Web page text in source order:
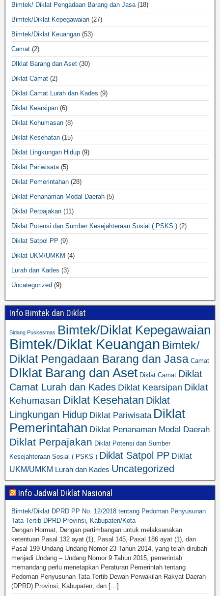
Bimtek/ Diklat Pengadaan Barang dan Jasa (18)
Bimtek/Diklat Kepegawaian (27)
Bimtek/Diklat Keuangan (53)
Camat (2)
DIklat Barang dan Aset (30)
Diklat Camat (2)
Diklat Camat Lurah dan Kades (9)
Diklat Kearsipan (6)
Diklat Kehumasan (8)
Diklat Kesehatan (15)
Diklat Lingkungan Hidup (9)
Diklat Pariwisata (5)
Diklat Pemerintahan (28)
Diklat Penanaman Modal Daerah (5)
Diklat Perpajakan (11)
Diklat Potensi dan Sumber Kesejahteraan Sosial ( PSKS ) (2)
Diklat Satpol PP (9)
Diklat UKM/UMKM (4)
Lurah dan Kades (3)
Uncategorized (9)
Info Bimtek dan Diklat
Bidang Puskesmas Bimtek/Diklat Kepegawaian
Bimtek/Diklat Keuangan Bimtek/
Diklat Pengadaan Barang dan Jasa Camat
DIklat Barang dan Aset Diklat Camat Diklat
Camat Lurah dan Kades Diklat Kearsipan Diklat
Kehumasan Diklat Kesehatan Diklat
Lingkungan Hidup Diklat Pariwisata Diklat
Pemerintahan Diklat Penanaman Modal Daerah
Diklat Perpajakan Diklat Potensi dan Sumber
Kesejahteraan Sosial ( PSKS ) Diklat Satpol PP Diklat
UKM/UMKM Lurah dan Kades Uncategorized
Info Jadwal Diklat Nasional
Bimtek/Diklat DPRD PP No. 12/2018 tentang Pedoman Penyusunan
Tata Tertib DPRD Provinsi, Kabupaten/Kota
Dengan Hormat, Dengan pertimbangan untuk melaksanakan
ketentuan Pasal 132 ayat (1), Pasal 145, Pasal 186 ayat (1), dan
Pasal 199 Undang-Undang Nomor 23 Tahun 2014, yang telah dirubah
menjadi Undang – Undang Nomor 9 Tahun 2015, pemerintah
memandang perlu menetapkan Peraturan Pemerintah tentang
Pedoman Penyusunan Tata Tertib Dewan Perwakilan Rakyat Daerah
(DPRD) Provinsi, Kabupaten, dan […]